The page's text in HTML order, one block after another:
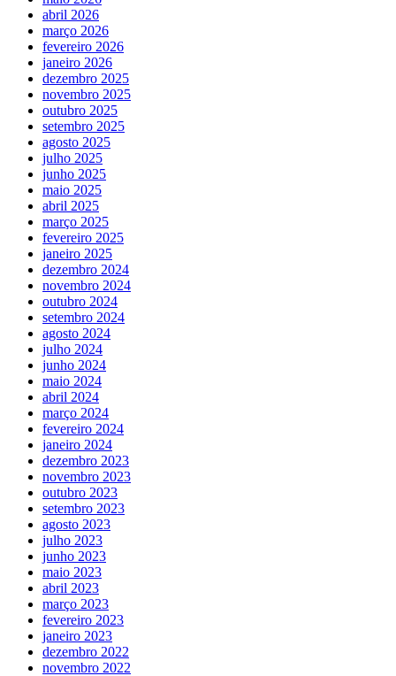
abril 2026
março 2026
fevereiro 2026
janeiro 2026
dezembro 2025
novembro 2025
outubro 2025
setembro 2025
agosto 2025
julho 2025
junho 2025
maio 2025
abril 2025
março 2025
fevereiro 2025
janeiro 2025
dezembro 2024
novembro 2024
outubro 2024
setembro 2024
agosto 2024
julho 2024
junho 2024
maio 2024
abril 2024
março 2024
fevereiro 2024
janeiro 2024
dezembro 2023
novembro 2023
outubro 2023
setembro 2023
agosto 2023
julho 2023
junho 2023
maio 2023
abril 2023
março 2023
fevereiro 2023
janeiro 2023
dezembro 2022
novembro 2022